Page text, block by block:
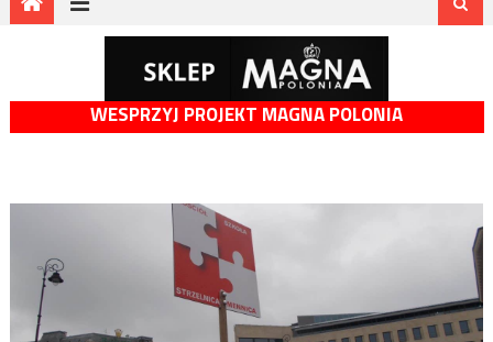
WESPRZYJ PROJEKT MAGNA POLONIA